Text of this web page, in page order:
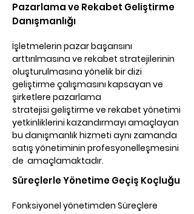
Pazarlama ve Rekabet Geliştirme
Danışmanlığı
İşletmelerin pazar başarısını
arttırılmasına ve rekabet stratejilerinin
oluşturulmasına yönelik bir dizi
geliştirme çalışmasını kapsayan ve
şirketlere pazarlama
stratejisi geliştirme ve rekabet yönetimi
yetkinliklerini kazandırmayı amaçlayan
bu danışmanlık hizmeti aynı zamanda
satış yönetiminin profesyonelleşmesini
de amaçlamaktadır.
Süreçlerle Yönetime Geçiş Koçluğu
Fonksiyonel yönetimden Süreçlere